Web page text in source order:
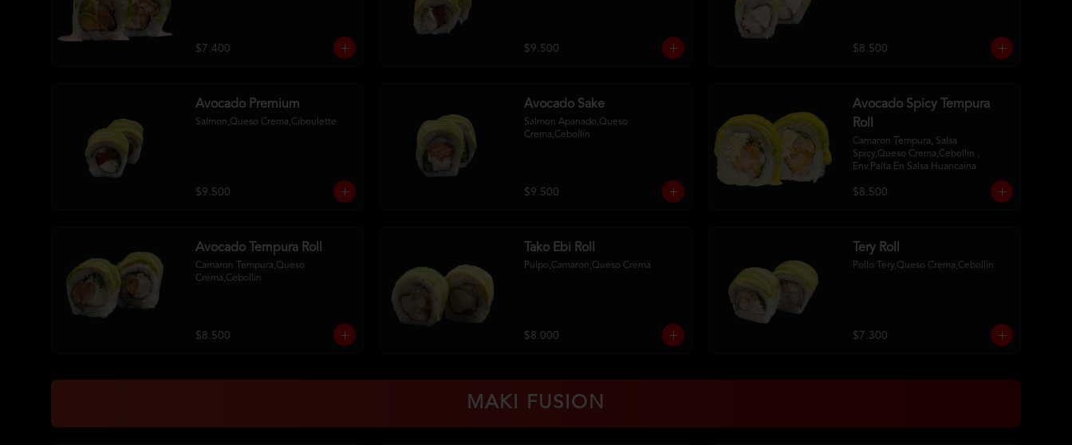
$7.400 $9.500 $8.500
Avocado Premium
Salmon,Queso Crema,Ciboulette
$9.500
Avocado Sake
Salmon Apanado,Queso
Crema,Cebollin
$9.500
Avocado Spicy Tempura
Roll
Camaron Tempura, Salsa
Spicy,Queso Crema,Cebollin ,
Env.Palta En Salsa Huancaina
$8.500
Avocado Tempura Roll
Camaron Tempura,Queso
Crema,Cebollin
$8.500
Tako Ebi Roll
Pulpo,Camaron,Queso Crema
$8.000
Tery Roll
Pollo Tery,Queso Crema,Cebollin
$7.300
MAKI FUSION